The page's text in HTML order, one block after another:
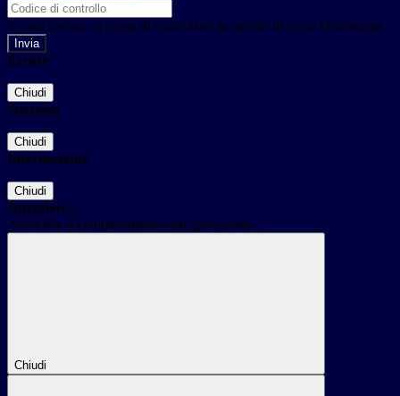
E-mail inviata, si prega di controllare la casella di posta elettronica!
Errore
Chiudi
Successo
Chiudi
Informazione
Chiudi
Attendere...
Attendere il completamento dell'operazione...
Chiudi